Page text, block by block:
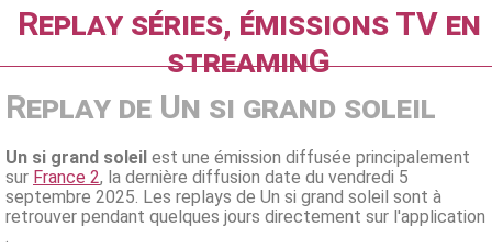
Replay séries, émissions TV en
streaminG
Replay de Un si grand soleil
Un si grand soleil est une émission diffusée principalement
sur France 2, la dernière diffusion date du vendredi 5
septembre 2025. Les replays de Un si grand soleil sont à
retrouver pendant quelques jours directement sur l'application
.